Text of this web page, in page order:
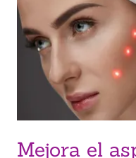
Mejora el